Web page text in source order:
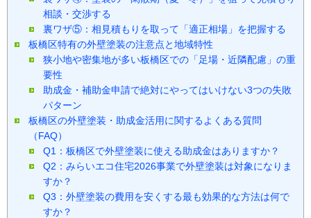
相談・交渉する
裏ワザ⑤：相見積もりを取って「適正相場」を把握する
板橋区特有の外壁塗装の注意点と地域特性
狭小地や密集地が多い板橋区での「足場・近隣配慮」の重
要性
助成金・補助金申請で絶対にやってはいけない3つの失敗
パターン
板橋区の外壁塗装・助成金活用に関するよくある質問
（FAQ）
Q1：板橋区で外壁塗装に使える助成金はありますか？
Q2：みらいエコ住宅2026事業で外壁塗装は対象になりま
すか？
Q3：外壁塗装の費用を安くする最も効果的な方法は何で
すか？